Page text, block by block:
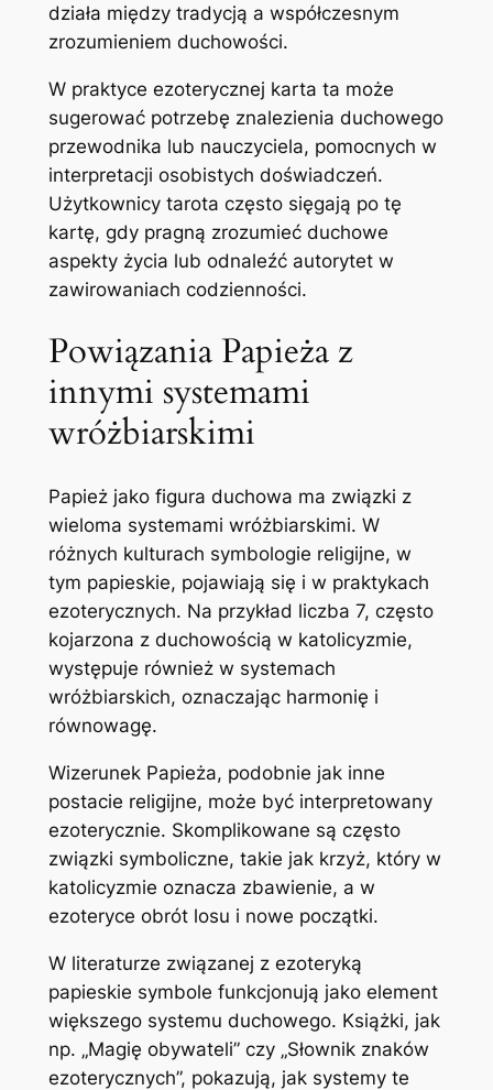
działa między tradycją a współczesnym
zrozumieniem duchowości.
W praktyce ezoterycznej karta ta może
sugerować potrzebę znalezienia duchowego
przewodnika lub nauczyciela, pomocnych w
interpretacji osobistych doświadczeń.
Użytkownicy tarota często sięgają po tę
kartę, gdy pragną zrozumieć duchowe
aspekty życia lub odnaleźć autorytet w
zawirowaniach codzienności.
Powiązania Papieża z
innymi systemami
wróżbiarskimi
Papież jako figura duchowa ma związki z
wieloma systemami wróżbiarskimi. W
różnych kulturach symbologie religijne, w
tym papieskie, pojawiają się i w praktykach
ezoterycznych. Na przykład liczba 7, często
kojarzona z duchowością w katolicyzmie,
występuje również w systemach
wróżbiarskich, oznaczając harmonię i
równowagę.
Wizerunek Papieża, podobnie jak inne
postacie religijne, może być interpretowany
ezoterycznie. Skomplikowane są często
związki symboliczne, takie jak krzyż, który w
katolicyzmie oznacza zbawienie, a w
ezoteryce obrót losu i nowe początki.
W literaturze związanej z ezoteryką
papieskie symbole funkcjonują jako element
większego systemu duchowego. Książki, jak
np. „Magię obywateli” czy „Słownik znaków
ezoterycznych”, pokazują, jak systemy te